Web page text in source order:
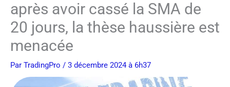
après avoir cassé la SMA de
20 jours, la thèse haussière est
menacée
Par TradingPro / 3 décembre 2024 à 6h37